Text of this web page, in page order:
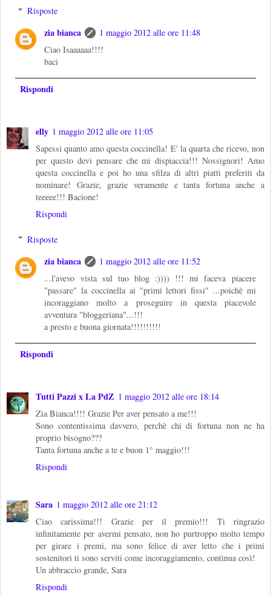
Risposte
zia bianca
1 maggio 2012 alle ore 11:48
Ciao Isaaaaaa!!!!
baci
Rispondi
elly 1 maggio 2012 alle ore 11:05
Sapessi quanto amo questa coccinella! E' la quarta che ricevo, non
per questo devi pensare che mi dispiaccia!!! Nossignori! Amo
questa coccinella e poi ho una sfilza di altri piatti preferiti da
nominare! Grazie, grazie veramente e tanta fortuna anche a
teeeee!!! Bacione!
Rispondi
Risposte
zia bianca
1 maggio 2012 alle ore 11:52
...l'avevo vista sul tuo blog :)))) !!! mi faceva piacere
"passare" la coccinella ai "primi lettori fissi" ...poichè mi
incoraggiano molto a proseguire in questa piacevole
avventura "bloggeriana"...!!!
a presto e buona giornata!!!!!!!!!!
Rispondi
Tutti Pazzi x La PdZ 1 maggio 2012 alle ore 18:14
Zia Bianca!!!! Grazie Per aver pensato a me!!!
Sono contentissima davvero, perchè chi di fortuna non ne ha
proprio bisogno???
Tanta fortuna anche a te e buon 1° maggio!!!
Rispondi
Sara 1 maggio 2012 alle ore 21:12
Ciao carissima!!! Grazie per il premio!!! Ti ringrazio
infinitamente per avermi pensato, non ho purtroppo molto tempo
per girare i premi, ma sono felice di aver letto che i primi
sostenitori ti sono serviti come incoraggiamento, continua così!
Un abbraccio grande, Sara
Rispondi